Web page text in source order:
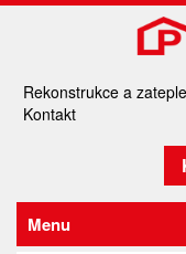
Rekonstrukce a
Kontakt
Menu